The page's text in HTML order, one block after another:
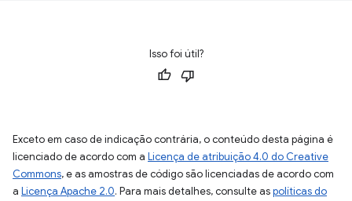
Isso foi útil?
Exceto em caso de indicação contrária, o conteúdo desta página é
licenciado de acordo com a Licença de atribuição 4.0 do Creative
Commons, e as amostras de código são licenciadas de acordo com
a Licença Apache 2.0. Para mais detalhes, consulte aspolíticas do